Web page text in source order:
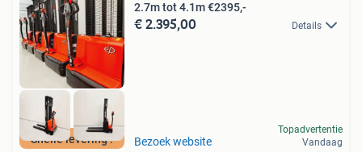
Snelle levering !
2.7m tot 4.1m €2395,-
€ 2.395,00 Details
Bezoek website
Topadvertentie
Vandaag